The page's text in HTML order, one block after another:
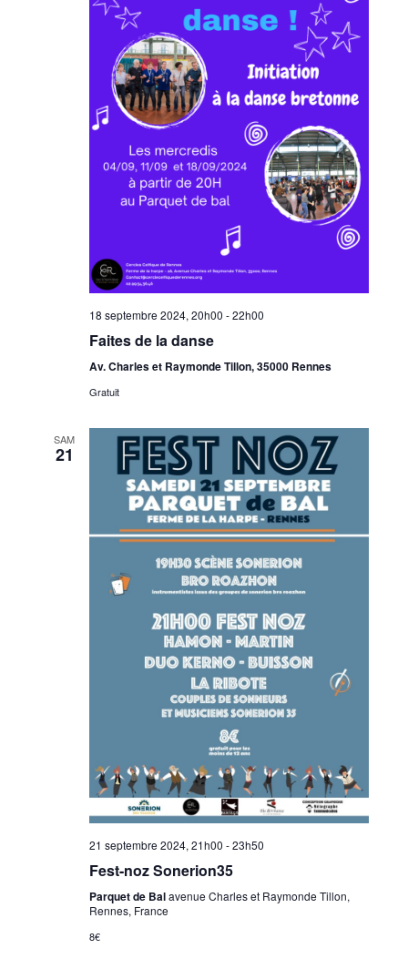
18 septembre 2024, 20h00 -22h00
Faites de la danse
Av. Charles et Raymonde Tillon, 35000 Rennes
Gratuit
SAM
21
21 septembre 2024, 21h00 -23h50
Fest-noz Sonerion35
Parquet de Balavenue Charles et Raymonde Tillon,
Rennes, France
8€